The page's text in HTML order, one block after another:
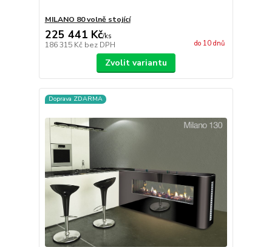
MILANO 80 volně stojící
225 441 Kč/ks
186 315 Kč bez DPH do 10 dnů
Zvolit variantu
Doprava ZDARMA